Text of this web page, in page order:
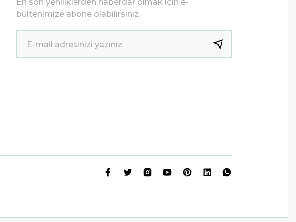
En son yeniliklerden haberdar olmak için e-
bültenimize abone olabilirsiniz.